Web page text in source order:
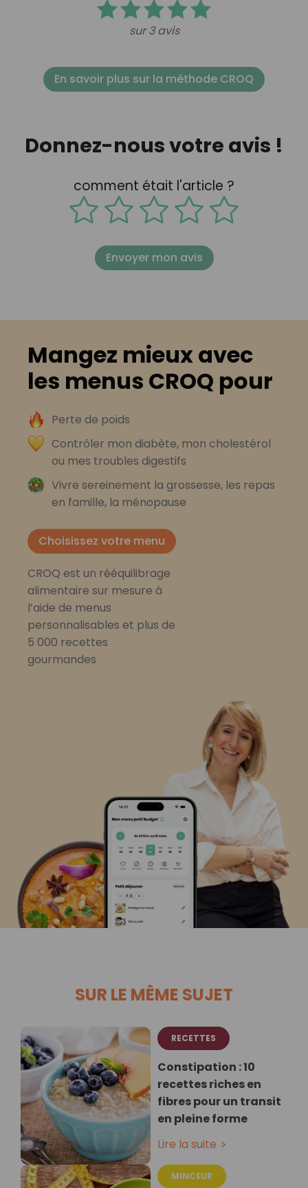
sur 3 avis
En savoir plus sur la méthode CROQ
Donnez-nous votre avis !
comment était l'article ?
Envoyer mon avis
Mangez mieux avec
les menus CROQ pour
Perte de poids
Contrôler mon diabète, mon cholestérol
ou mes troubles digestifs
Vivre sereinement la grossesse, les repas
en famille, la ménopause
Choisissez votre menu
CROQ est un rééquilibrage
alimentaire sur mesure à
l’aide de menus
personnalisables et plus de
5 000 recettes
gourmandes
SUR LE MÊME SUJET
RECETTES
Constipation : 10
recettes riches en
fibres pour un transit
en pleine forme
Lire la suite
MINCEUR